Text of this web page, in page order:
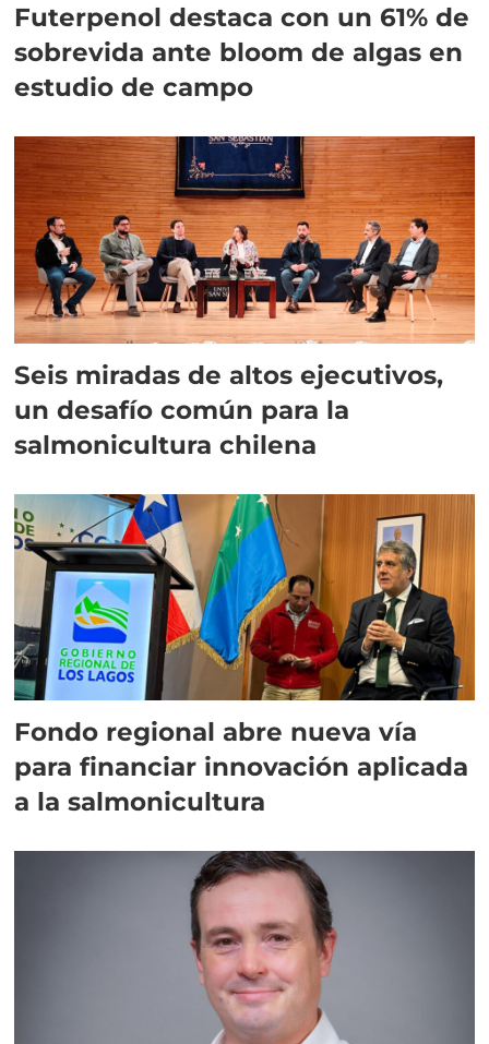
Futerpenol destaca con un 61% de
sobrevida ante bloom de algas en
estudio de campo
Seis miradas de altos ejecutivos,
un desafío común para la
salmonicultura chilena
Fondo regional abre nueva vía
para financiar innovación aplicada
a la salmonicultura